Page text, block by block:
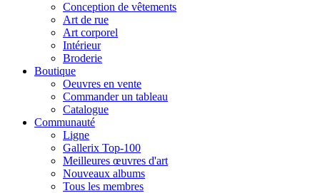
Conception de vêtements
Art de rue
Art corporel
Intérieur
Broderie
Boutique
Oeuvres en vente
Commander un tableau
Catalogue
Communauté
Ligne
Gallerix Top-100
Meilleures œuvres d'art
Nouveaux albums
Tous les membres